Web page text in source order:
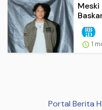
1
Portal Berita